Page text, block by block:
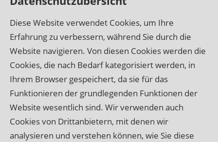
Diese Website verwendet Cookies, um Ihre
Erfahrung zu verbessern, während Sie durch die
Website navigieren. Von diesen Cookies werden die
Cookies, die nach Bedarf kategorisiert werden, in
Ihrem Browser gespeichert, da sie für das
Funktionieren der grundlegenden Funktionen der
Website wesentlich sind. Wir verwenden auch
Cookies von Drittanbietern, mit denen wir
analysieren und verstehen können, wie Sie diese